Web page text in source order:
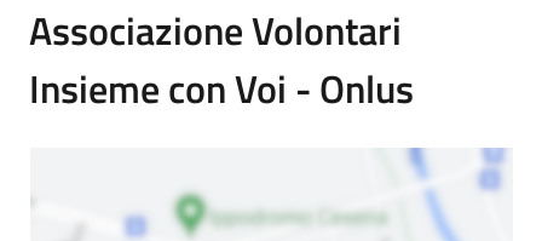
Associazione Volontari
Insieme con Voi - Onlus